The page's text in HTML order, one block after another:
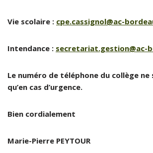
Vie scolaire : cpe.cassignol@ac-
Intendance : secretariat.gestion@ac-
Le numéro de téléphone du collège
qu’en cas d’urgence.
Bien cordialement
Marie-Pierre PEYTOUR